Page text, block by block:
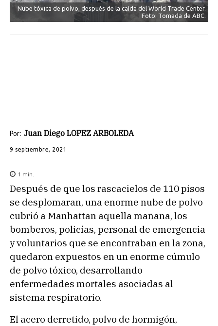
Nube tóxica de polvo, después de la caída del World Trade Center.
Foto: Tomada de ABC.
Por: Juan Diego LOPEZ ARBOLEDA
9 septiembre, 2021
1 min.
Después de que los rascacielos de 110 pisos
se desplomaran, una enorme nube de polvo
cubrió a Manhattan aquella mañana, los
bomberos, policías, personal de emergencia
y voluntarios que se encontraban en la zona,
quedaron expuestos en un enorme cúmulo
de polvo tóxico, desarrollando
enfermedades mortales asociadas al
sistema respiratorio.
El acero derretido, polvo de hormigón,